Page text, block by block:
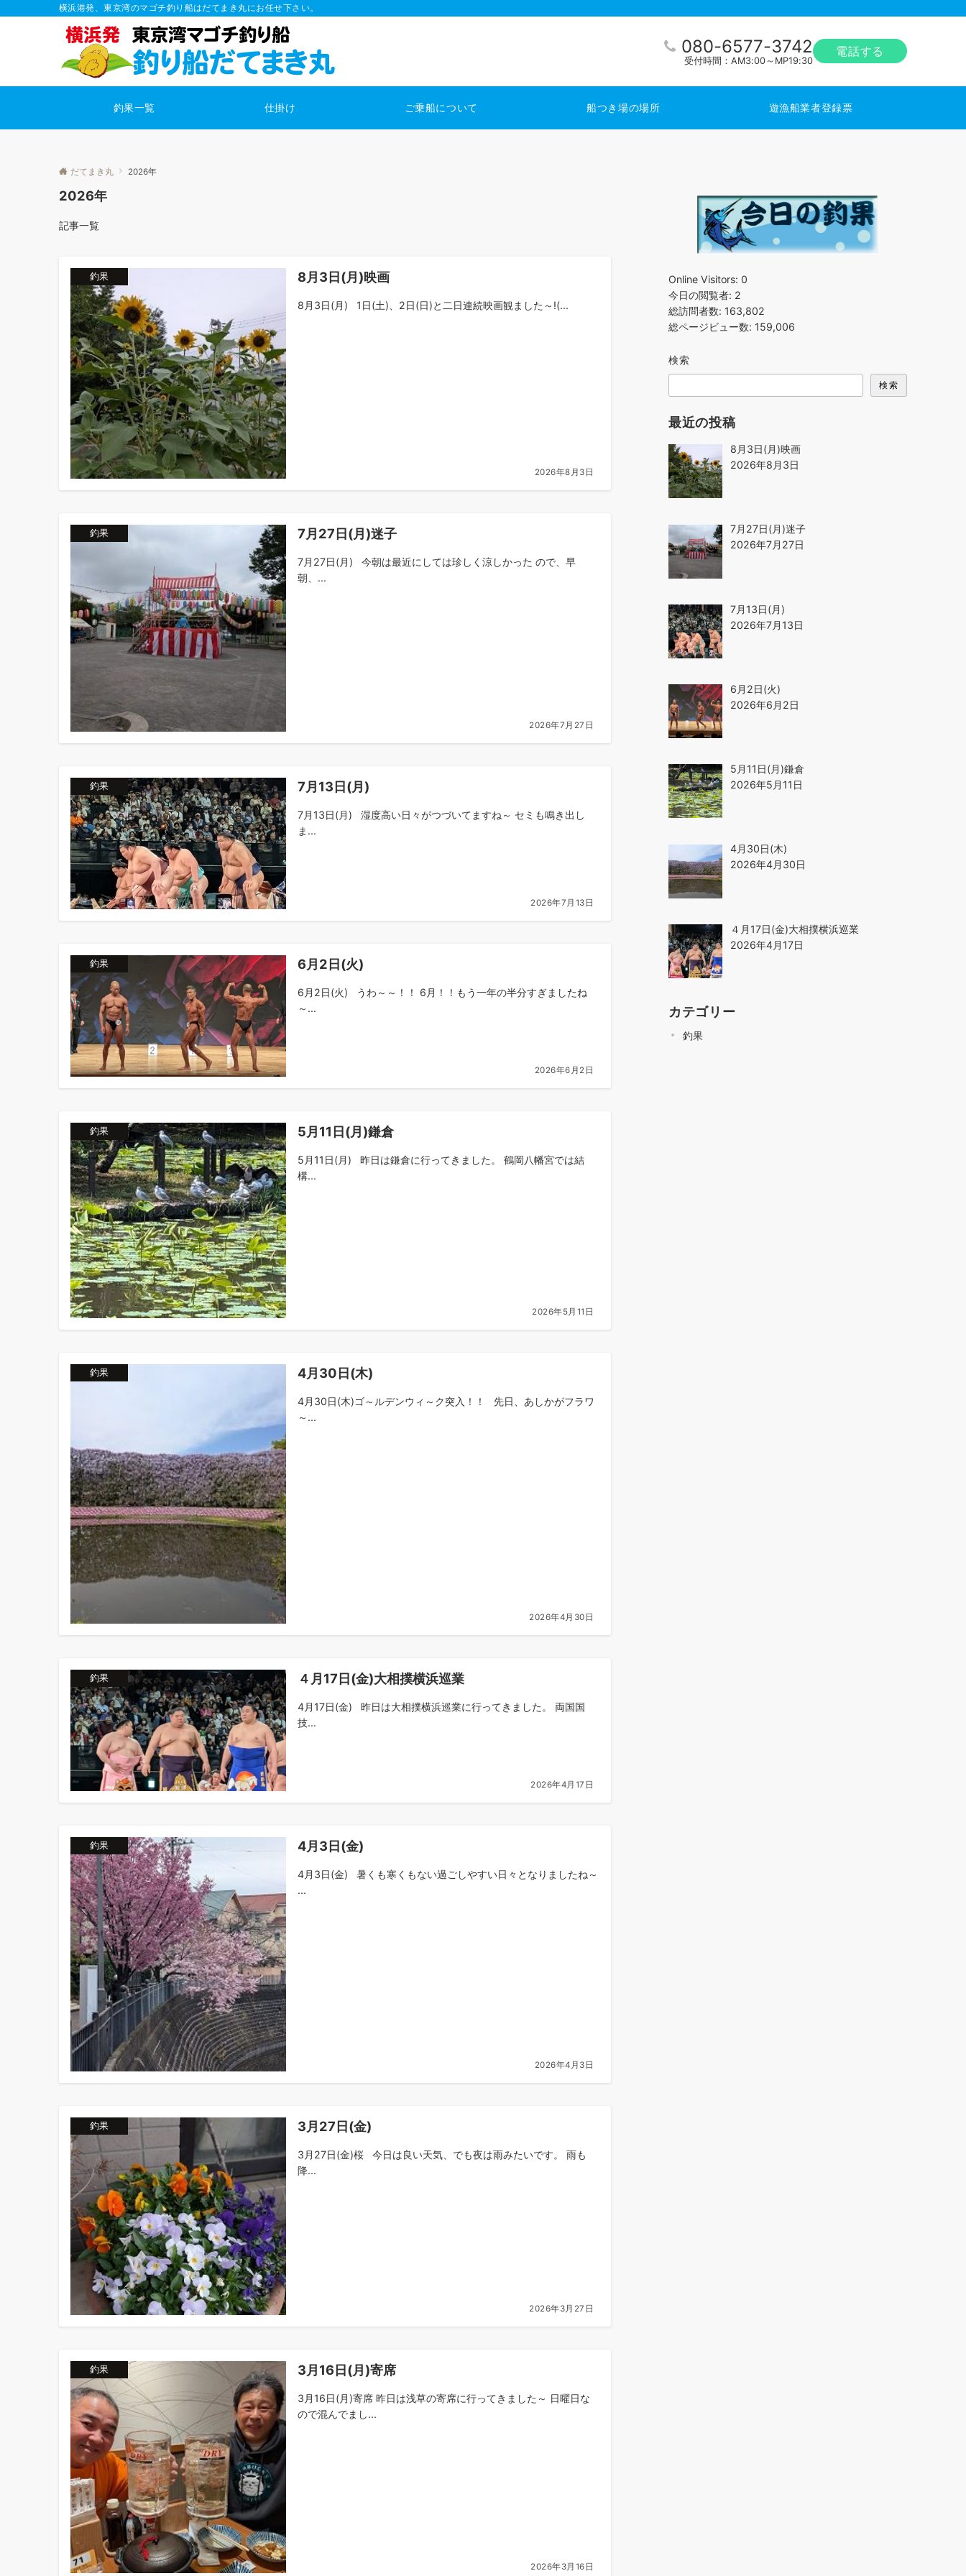
横浜港発、東京湾のマゴチ釣り船はだてまき丸にお任せ下さい。
080-6577-3742
受付時間：AM3:00～MP19:30
電話する
釣果一覧 仕掛け ご乗船について 船つき場の場所 遊漁船業者登録票
だてまき丸 2026年
2026年
記事一覧
釣果 8月3日(月)映画
8月3日(月) 1日(土)、2日(日)と二日連続映画観ました～!(...
2026年8月3日
釣果 7月27日(月)迷子
7月27日(月) 今朝は最近にしては珍しく涼しかった ので、早
朝、...
2026年7月27日
釣果 7月13日(月)
7月13日(月) 湿度高い日々がつづいてますね～ セミも鳴き出し
ま...
2026年7月13日
釣果 6月2日(火)
6月2日(火) うわ～～！！ 6月！！もう一年の半分すぎましたね
～...
2026年6月2日
釣果 5月11日(月)鎌倉
5月11日(月) 昨日は鎌倉に行ってきました。 鶴岡八幡宮では結
構...
2026年5月11日
釣果 4月30日(木)
4月30日(木)ゴ～ルデンウィ～ク突入！！ 先日、あしかがフラワ
～...
2026年4月30日
釣果 ４月17日(金)大相撲横浜巡業
4月17日(金) 昨日は大相撲横浜巡業に行ってきました。 両国国
技...
2026年4月17日
釣果 4月3日(金)
4月3日(金) 暑くも寒くもない過ごしやすい日々となりましたね～
...
2026年4月3日
釣果 3月27日(金)
3月27日(金)桜 今日は良い天気、でも夜は雨みたいです。 雨も
降...
2026年3月27日
釣果 3月16日(月)寄席
3月16日(月)寄席 昨日は浅草の寄席に行ってきました～ 日曜日な
ので混んでまし...
2026年3月16日
Online Visitors: 0
今日の閲覧者: 2
総訪問者数: 163,802
総ページビュー数: 159,006
検索
検索
最近の投稿
8月3日(月)映画
2026年8月3日
7月27日(月)迷子
2026年7月27日
7月13日(月)
2026年7月13日
6月2日(火)
2026年6月2日
5月11日(月)鎌倉
2026年5月11日
4月30日(木)
2026年4月30日
４月17日(金)大相撲横浜巡業
2026年4月17日
カテゴリー
釣果